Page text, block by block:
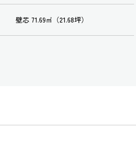
壁芯 71.69㎡（21.68坪）